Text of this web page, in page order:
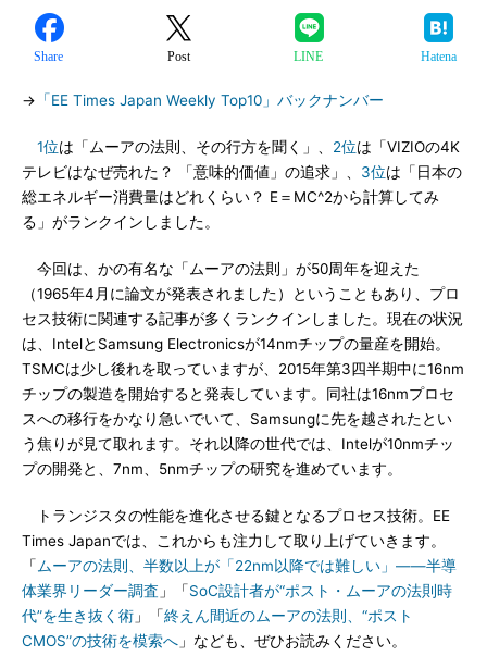
Share Post LINE Hatena
→ 「EE Times Japan Weekly Top10」バックナンバー
1位は「ムーアの法則、その行方を聞く」、 2位は「VIZIOの4K
テレビはなぜ売れた？ 「意味的価値」の追求」、 3位は「日本の
総エネルギー消費量はどれくらい？ E＝MC^2から計算してみ
る」がランクインしました。
今回は、かの有名な「ムーアの法則」が50周年を迎えた
（1965年4月に論文が発表されました）ということもあり、プロ
セス技術に関連する記事が多くランクインしました。現在の状況
は、IntelとSamsung Electronicsが14nmチップの量産を開始。
TSMCは少し後れを取っていますが、2015年第3四半期中に16nm
チップの製造を開始すると発表しています。同社は16nmプロセ
スへの移行をかなり急いでいて、Samsungに先を越されたとい
う焦りが見て取れます。それ以降の世代では、Intelが10nmチッ
プの開発と、7nm、5nmチップの研究を進めています。
トランジスタの性能を進化させる鍵となるプロセス技術。EE
Times Japanでは、これからも注力して取り上げていきます。
「 ムーアの法則、半数以上が「22nm以降では難しい」――半導
体業界リーダー調査 」「SoC設計者が“ポスト・ムーアの法則時
代”を生き抜く術 」「終えん間近のムーアの法則、“ポスト
CMOS”の技術を模索へ 」なども、ぜひお読みください。